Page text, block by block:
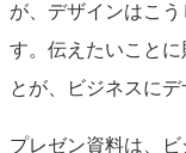
が、 デザインはこ
す。 伝えたいことに
とが、ビジネスに
プレゼン資料は、